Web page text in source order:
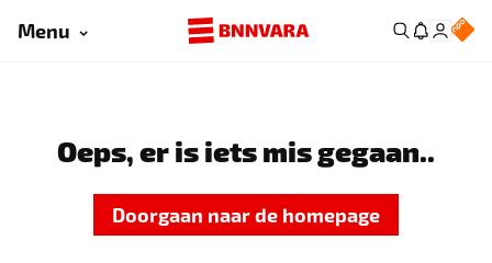
Menu
Oeps, er is iets mis gegaan..
Doorgaan naar de homepage